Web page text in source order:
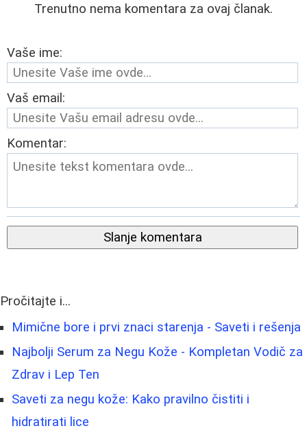
Trenutno nema komentara za ovaj članak.
Vaše ime:
Vaš email:
Komentar:
Slanje komentara
Pročitajte i...
Mimične bore i prvi znaci starenja - Saveti i rešenja
Najbolji Serum za Negu Kože - Kompletan Vodič za
Zdrav i Lep Ten
Saveti za negu kože: Kako pravilno čistiti i
hidratirati lice